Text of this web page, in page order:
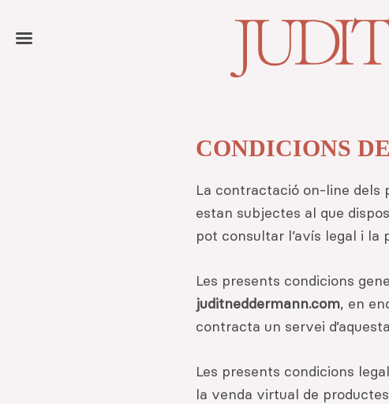
CONDICIONS
La contractació on-line dels
estan subjectes al que
pot consultar l’avís legal i
Les presents condicions
juditneddermann.com, en
contracta un servei
Les presents condicions
la venda virtual de